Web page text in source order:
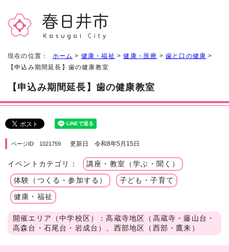
現在の位置： ホーム > 健康・福祉 >健康・医療 >歯と口の健康 >
【申込み期間延長】歯の健康教室
【申込み期間延長】歯の健康教室
ページID 1021759 更新日 令和8年5月15日
イベントカテゴリ： 講座・教室（学ぶ・聞く）
体験（つくる・参加する） 子ども・子育て
健康・福祉
開催エリア（中学校区）：高蔵寺地区（高蔵寺・藤山台・
高森台・石尾台・岩成台）、西部地区（西部・鷹来）